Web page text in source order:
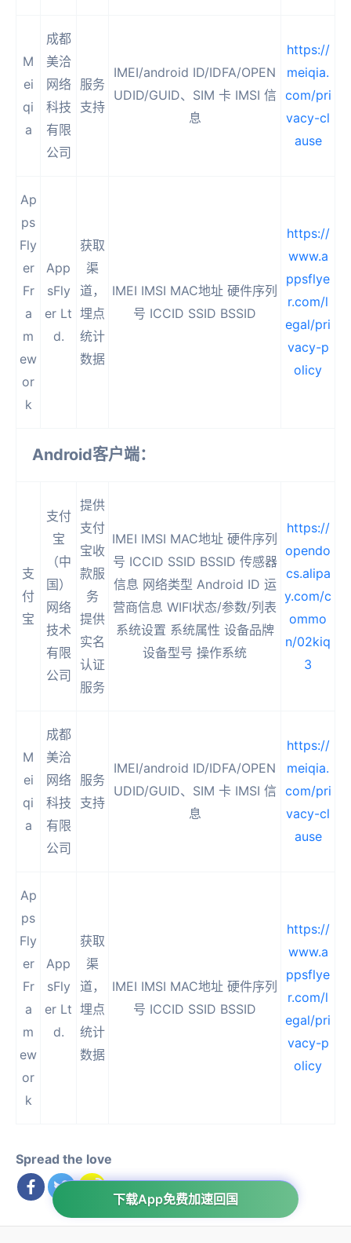
M
ei
qi
a
成都
美洽
网络
科技
有限
公司
服务
支持
IMEI/android ID/IDFA/OPEN
UDID/GUID、SIM 卡 IMSI 信
息
https://
meiqia.
com/pri
vacy-cl
ause
Ap
ps
Fly
er
Fr
a
m
ew
or
k
App
sFly
er Lt
d.
获取
渠
道，
埋点
统计
数据
IMEI IMSI MAC地址 硬件序列
号 ICCID SSID BSSID
https://
www.a
ppsflye
r.com/l
egal/pri
vacy-p
olicy
Android客户端：
支
付
宝
支付
宝
（中
国）
网络
技术
有限
公司
提供
支付
宝收
款服
务
提供
实名
认证
服务
IMEI IMSI MAC地址 硬件序列
号 ICCID SSID BSSID 传感器
信息 网络类型 Android ID 运
营商信息 WIFI状态/参数/列表
系统设置 系统属性 设备品牌
设备型号 操作系统
https://
opendo
cs.alipa
y.com/c
ommo
n/02kiq
3
M
ei
qi
a
成都
美洽
网络
科技
有限
公司
服务
支持
IMEI/android ID/IDFA/OPEN
UDID/GUID、SIM 卡 IMSI 信
息
https://
meiqia.
com/pri
vacy-cl
ause
Ap
ps
Fly
er
Fr
a
m
ew
or
k
App
sFly
er Lt
d.
获取
渠
道，
埋点
统计
数据
IMEI IMSI MAC地址 硬件序列
号 ICCID SSID BSSID
https://
www.a
ppsflye
r.com/l
egal/pri
vacy-p
olicy
Spread the love
下载App免费加速回国